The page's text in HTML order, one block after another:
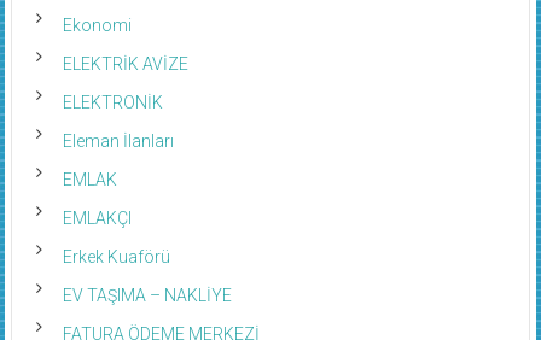
Ekonomi
ELEKTRİK AVİZE
ELEKTRONİK
Eleman İlanları
EMLAK
EMLAKÇI
Erkek Kuaförü
EV TAŞIMA – NAKLİYE
FATURA ÖDEME MERKEZİ